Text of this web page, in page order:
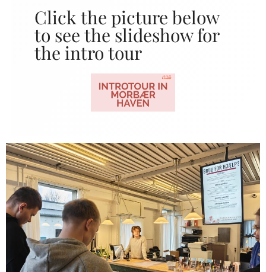
Click the picture below
to see the slideshow for
the intro tour